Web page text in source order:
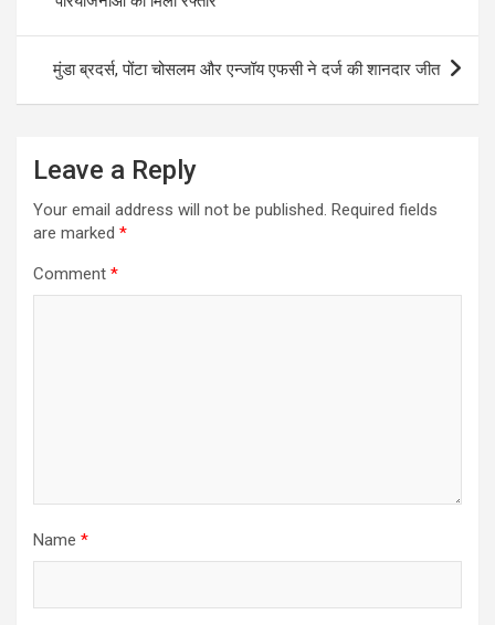
p k
मुंडा ब्रदर्स, पोंटा चोसलम और एन्जॉय एफसी ने दर्ज की शानदार जीत
Leave a Reply
Your email address will not be published. Required fields
are marked *
Comment *
Name *